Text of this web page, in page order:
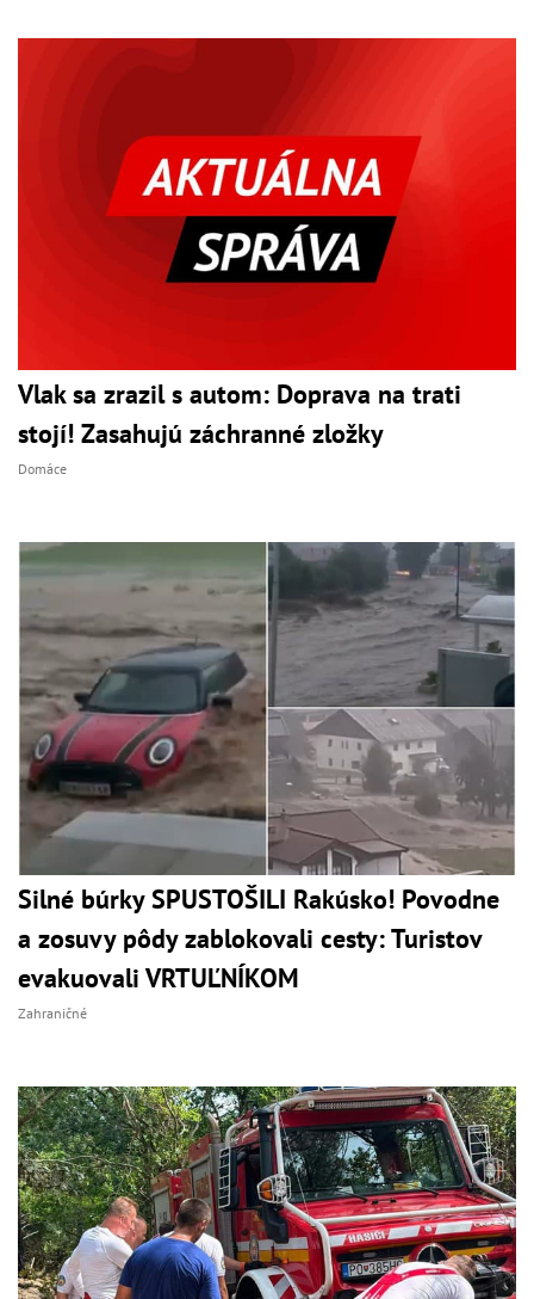
Vlak sa zrazil s autom: Doprava na trati
stojí! Zasahujú záchranné zložky
Domáce
Silné búrky SPUSTOŠILI Rakúsko! Povodne
a zosuvy pôdy zablokovali cesty: Turistov
evakuovali VRTUĽNÍKOM
Zahraničné